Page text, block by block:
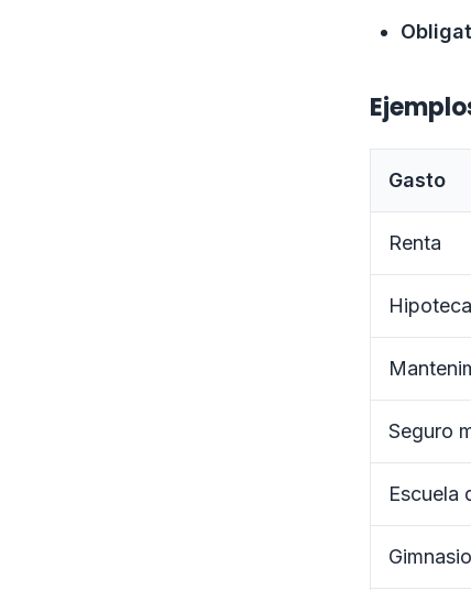
Gasto
Renta
Hipoteca
Seguro
Escuela